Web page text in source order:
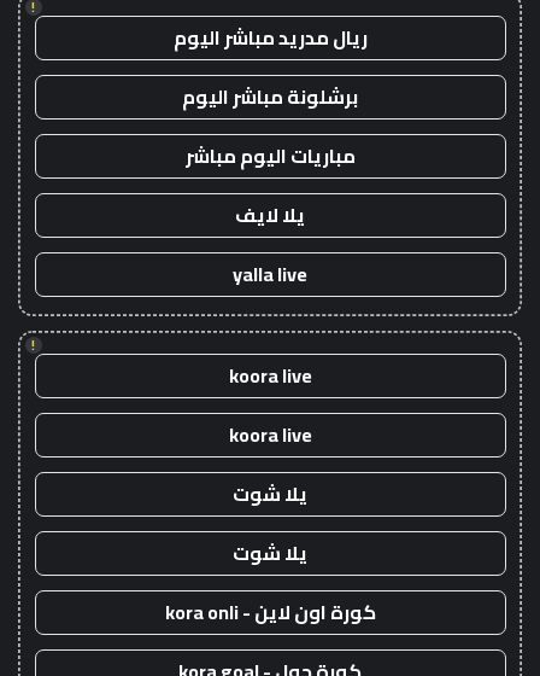
!
ريال مدريد مباشر اليوم
برشلونة مباشر اليوم
مباريات اليوم مباشر
يلا لايف
yalla live
!
koora live
koora live
يلا شوت
يلا شوت
كورة اون لاين - kora onli